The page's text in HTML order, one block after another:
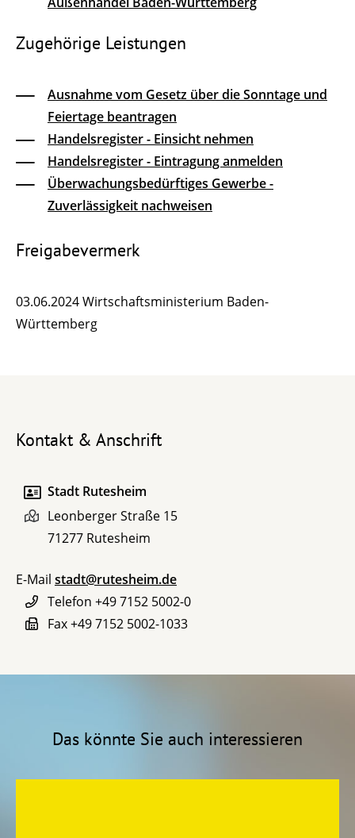
Zugehörige Leistungen
Ausnahme vom Gesetz über die Sonntage und
Feiertage beantragen
Handelsregister - Einsicht nehmen
Handelsregister - Eintragung anmelden
Überwachungsbedürftiges Gewerbe -
Zuverlässigkeit nachweisen
Freigabevermerk
03.06.2024 Wirtschaftsministerium Baden-
Württemberg
Kontakt & Anschrift
Stadt Rutesheim
Leonberger Straße 15
71277 Rutesheim
E-Mail stadt@rutesheim.de
Telefon +49 7152 5002-0
Fax+49 7152 5002-1033
Das könnte Sie auch interessieren